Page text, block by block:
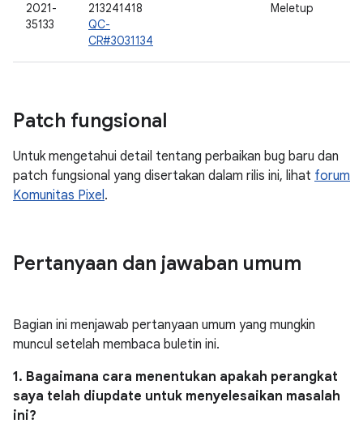
2021-
35133
213241418
QC-
CR#3031134
Meletup
Patch fungsional
Untuk mengetahui detail tentang perbaikan bug baru dan
patch fungsional yang disertakan dalam rilis ini, lihat forum
Komunitas Pixel.
Pertanyaan dan jawaban umum
Bagian ini menjawab pertanyaan umum yang mungkin
muncul setelah membaca buletin ini.
1. Bagaimana cara menentukan apakah perangkat
saya telah diupdate untuk menyelesaikan masalah
ini?